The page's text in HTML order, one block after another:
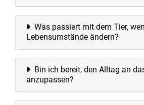
Was passiert mit dem Tier,
Lebensumstände ändern?
Bin ich bereit, den Alltag an
anzupassen?